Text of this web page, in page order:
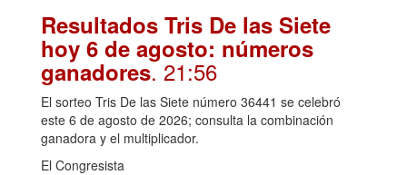
Resultados Tris De las Siete
hoy 6 de agosto: números
ganadores. 21:56
El sorteo Tris De las Siete número 36441 se celebró
este 6 de agosto de 2026; consulta la combinación
ganadora y el multiplicador.
El Congresista